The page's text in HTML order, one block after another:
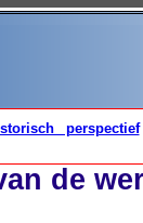
perspectief
de